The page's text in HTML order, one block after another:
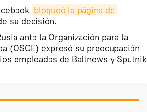
bloqueó la página de
su decisión.
ante la Organización para la
(OSCE) expresó su preocupación
empleados de Baltnews y Sputnik